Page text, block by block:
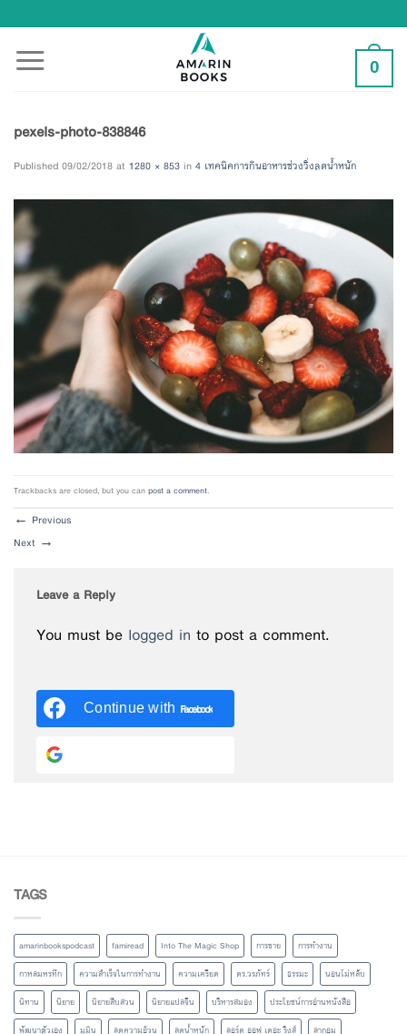
to
content
0
pexels-photo-838846
Published 09/02/2018 at 1280 × 853 in 4 เทคนิคการกินอาหารช่วงวิ่งลดน้ำหนัก
Trackbacks are closed, but you canpost a comment.
← Previous
Next →
Leave a Reply
You must be logged in to post a comment.
Continue with Facebook
TAGS
amarinbookspodcast famiread Into The Magic Shop การขาย
การทำงาน
กาหลมหรทึก
ความสำเร็จในการทำงาน ความเครียด ดร.วรภัทร์ ธรรมะ
นอนไม่หลับ
นิทาน
นิยาย นิยายสืบสวน นิยายแปลจีน บริหารสมอง
ประโยชน์การอ่านหนังสือ
พัฒนาตัวเอง
มูมิน ลดความอ้วน ลดน้ำหนัก ลอร์ด ออฟ เดอะ ริงส์
ลากอม